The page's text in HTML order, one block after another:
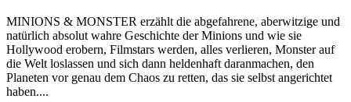
MINIONS & MONSTER erzählt die abgefahrene, aberwitzige und
natürlich absolut wahre Geschichte der Minions und wie sie
Hollywood erobern, Filmstars werden, alles verlieren, Monster auf
die Welt loslassen und sich dann heldenhaft daranmachen, den
Planeten vor genau dem Chaos zu retten, das sie selbst angerichtet
haben....